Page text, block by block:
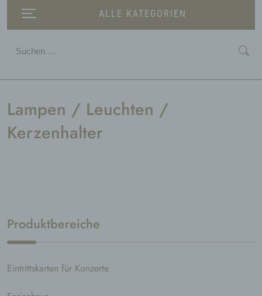
ALLE KATEGORIEN
Lampen / Leuchten /
Kerzenhalter
Produktbereiche
Eintrittskarten für Konzerte